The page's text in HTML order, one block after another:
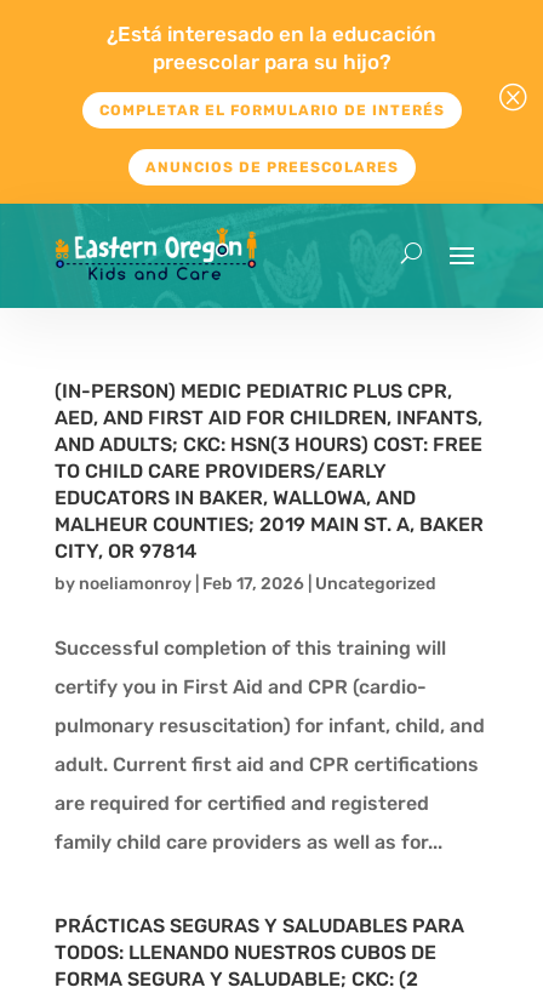
¿Está interesado en la educación
preescolar para su hijo?
COMPLETAR EL FORMULARIO DE INTERÉS
ANUNCIOS DE PREESCOLARES
Q
(IN-PERSON) MEDIC PEDIATRIC PLUS CPR,
AED, AND FIRST AID FOR CHILDREN, INFANTS,
AND ADULTS; CKC: HSN(3 HOURS) COST: FREE
TO CHILD CARE PROVIDERS/EARLY
EDUCATORS IN BAKER, WALLOWA, AND
MALHEUR COUNTIES; 2019 MAIN ST. A, BAKER
CITY, OR 97814
by noeliamonroy| Feb 17, 2026| Uncategorized
Successful completion of this training will
certify you in First Aid and CPR (cardio-
pulmonary resuscitation) for infant, child, and
adult. Current first aid and CPR certifications
are required for certified and registered
family child care providers as well as for...
PRÁCTICAS SEGURAS Y SALUDABLES PARA
TODOS: LLENANDO NUESTROS CUBOS DE
FORMA SEGURA Y SALUDABLE; CKC: (2